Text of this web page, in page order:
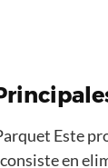
Este
en